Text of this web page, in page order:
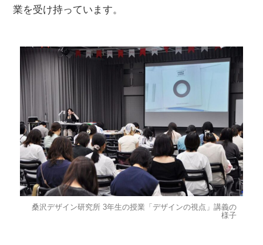
業を受け持っています。
桑沢デザイン研究所 3年生の授業「デザインの視点」講義の
様子